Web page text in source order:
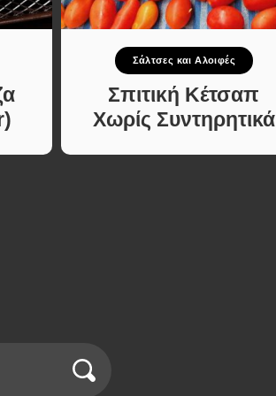
Σάλτσες και Αλοιφές
Σπιτική Κέτσαπ
Χωρίς Συντηρητικά